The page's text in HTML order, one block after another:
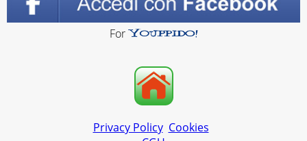
For
Privacy Policy Cookies